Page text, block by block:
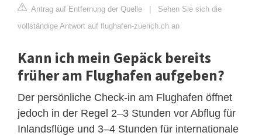
Antrag auf Entfernung der Quelle
Sehen Sie sich die
vollständige Antwort auf flughafen-zuerich.ch an
Kann ich mein Gepäck bereits
früher am Flughafen aufgeben?
Der persönliche Check-in am Flughafen öffnet
jedoch in der Regel 2–3 Stunden vor Abflug für
Inlandsflüge und 3–4 Stunden für internationale